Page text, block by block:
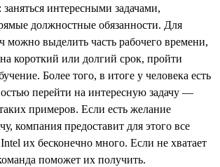
интересными задачами,
должностные обязанности. Для
можно выделить часть рабочего времени,
короткий или долгий срок, пройти
Более того, в итоге у человека есть
перейти на интересную задачу —
примеров. Если есть желание
компания предоставит для этого все
их бесконечно много. Если не хватает
поможет их получить.